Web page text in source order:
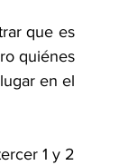
que es
quiénes
en el
1 y 2